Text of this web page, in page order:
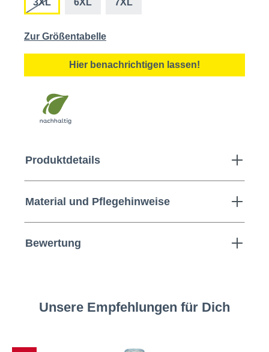
Zur Größentabelle
Hier benachrichtigen lassen!
Produktdetails
Material und Pflegehinweise
Bewertung
Unsere Empfehlungen für Dich